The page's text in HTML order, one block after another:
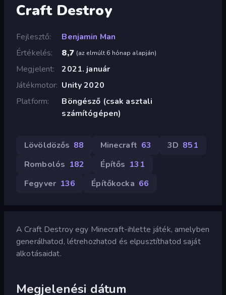
Craft Destroy
Fejlesztő
Benjamin Man
Értékelés
8,7 (az elmúlt 6 hónap alapján)
Megjelent
2021. január
Játékmotor Unity 2020
Platform
Böngésző (csak asztali
számítógépen)
Lövöldözős 88 Minecraft 63 3D 851
Rombolós 182 Építős 131
Fegyver 136 Építőkocka 66
A Craft Destroy egy Minecraft-ihlette játék, amelyben
generálhatod, létrehozhatod és elpusztíthatod saját
alkotásaidat.
Megjelenési dátum